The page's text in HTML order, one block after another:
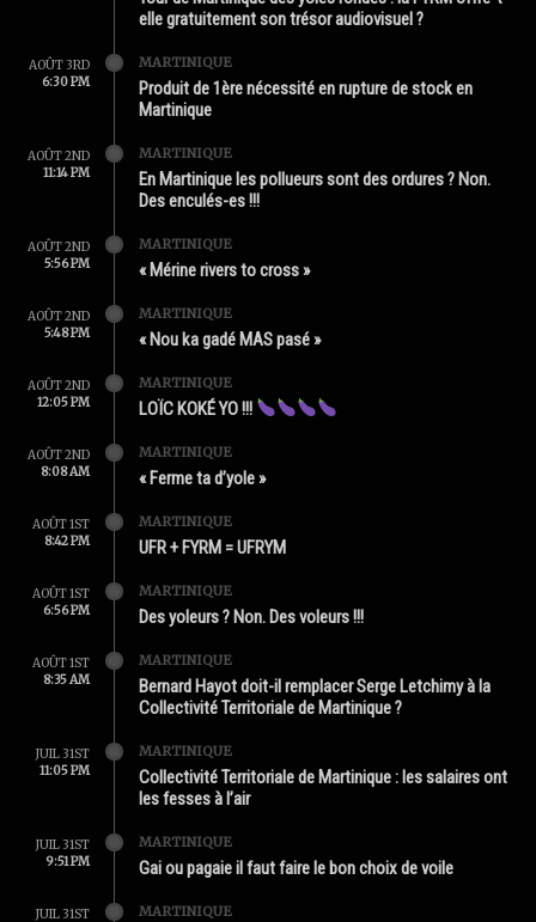
elle gratuitement son trésor audiovisuel ?
AOÛT 3RD
6:30 PM
MARTINIQUE
Produit de 1ère nécessité en rupture de stock en
Martinique
AOÛT 2ND
11:14 PM
MARTINIQUE
En Martinique les pollueurs sont des ordures ? Non.
Des enculés-es !!!
AOÛT 2ND
5:56 PM
MARTINIQUE
« Mérine rivers to cross »
AOÛT 2ND
5:48 PM
MARTINIQUE
« Nou ka gadé MAS pasé »
AOÛT 2ND
12:05 PM
MARTINIQUE
LOÏC KOKÉ YO !!!
AOÛT 2ND
8:08 AM
MARTINIQUE
« Ferme ta d’yole »
AOÛT 1ST
8:42 PM
MARTINIQUE
UFR + FYRM = UFRYM
AOÛT 1ST
6:56 PM
MARTINIQUE
Des yoleurs ? Non. Des voleurs !!!
AOÛT 1ST
8:35 AM
MARTINIQUE
Bernard Hayot doit-il remplacer Serge Letchimy à la
Collectivité Territoriale de Martinique ?
JUIL 31ST
11:05 PM
MARTINIQUE
Collectivité Territoriale de Martinique : les salaires ont
les fesses à l’air
JUIL 31ST
9:51 PM
MARTINIQUE
Gai ou pagaie il faut faire le bon choix de voile
JUIL 31ST MARTINIQUE